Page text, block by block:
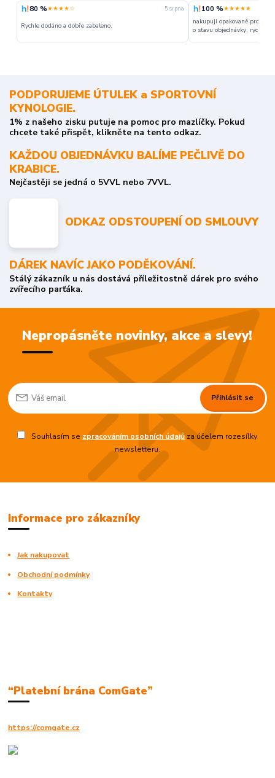
80 %★★★★☆ 5. srpna
Rychle dodáno a dobře zabaleno.
100 %★★★★★
nakupuji opakovaně pro
o stavu objednávky, rychlost
PODPORUJEME ÚTULEK a SPORTOVNÍ
KYNOLOGIE.
1% z našeho zisku putuje na pomoc pro mazlíčky. Pokud
chcete také přispět, klikněte na tento odkaz.
KAŽDOU OBJEDNÁVKU BALÍME PEČLIVĚ DO
KRABICE.
Nejčastěji se jedná o 5VVL nebo 7VVL.
ODKAZ ODSTOUPENÍ OD SMLOUVY
DÁREK NAVÍC JAKO PODĚKOVÁNÍ.
Stálý zákazník u nás dostává příležitostně dárek pro svého
zvířecího parťáka.
Nepropásněte novinky, akce a slevy!
Přihlásit se
Souhlasím se zpracováním osobních údajůza účelem rozesílky
newsletteru.
Informace pro zákazníky
Jak nakupovat
Obchodní podmínky
Kontakty
“Platební brána ComGate”
https://comgate.cz